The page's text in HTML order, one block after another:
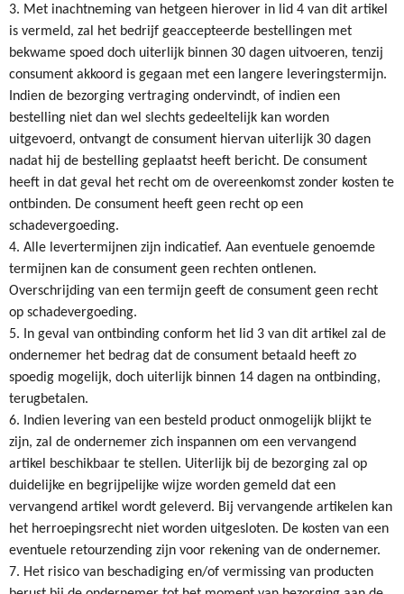
3. Met inachtneming van hetgeen hierover in lid 4 van dit artikel
is vermeld, zal het bedrijf geaccepteerde bestellingen met
bekwame spoed doch uiterlijk binnen 30 dagen uitvoeren, tenzij
consument akkoord is gegaan met een langere leveringstermijn.
Indien de bezorging vertraging ondervindt, of indien een
bestelling niet dan wel slechts gedeeltelijk kan worden
uitgevoerd, ontvangt de consument hiervan uiterlijk 30 dagen
nadat hij de bestelling geplaatst heeft bericht. De consument
heeft in dat geval het recht om de overeenkomst zonder kosten te
ontbinden. De consument heeft geen recht op een
schadevergoeding.
4. Alle levertermijnen zijn indicatief. Aan eventuele genoemde
termijnen kan de consument geen rechten ontlenen.
Overschrijding van een termijn geeft de consument geen recht
op schadevergoeding.
5. In geval van ontbinding conform het lid 3 van dit artikel zal de
ondernemer het bedrag dat de consument betaald heeft zo
spoedig mogelijk, doch uiterlijk binnen 14 dagen na ontbinding,
terugbetalen.
6. Indien levering van een besteld product onmogelijk blijkt te
zijn, zal de ondernemer zich inspannen om een vervangend
artikel beschikbaar te stellen. Uiterlijk bij de bezorging zal op
duidelijke en begrijpelijke wijze worden gemeld dat een
vervangend artikel wordt geleverd. Bij vervangende artikelen kan
het herroepingsrecht niet worden uitgesloten. De kosten van een
eventuele retourzending zijn voor rekening van de ondernemer.
7. Het risico van beschadiging en/of vermissing van producten